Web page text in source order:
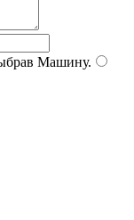
Машину.